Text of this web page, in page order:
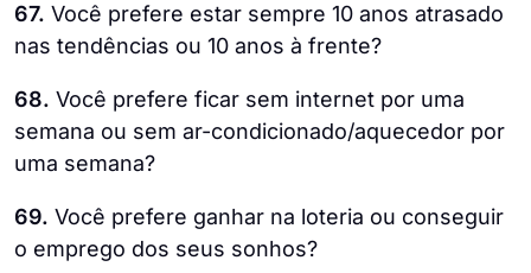
67. Você prefere estar sempre 10 anos atrasado
nas tendências ou 10 anos à frente?
68. Você prefere ficar sem internet por uma
semana ou sem ar-condicionado/aquecedor por
uma semana?
69. Você prefere ganhar na loteria ou conseguir
o emprego dos seus sonhos?